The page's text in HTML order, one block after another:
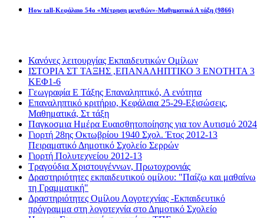
How tall-Κεφάλαιο 54ο «Μέτρηση μεγεθών»-Μαθηματικά Α τάξη (9866)
Κανόνες λειτουργίας Εκπαιδευτικών Ομίλων
ΙΣΤΟΡΙΑ ΣΤ ΤΑΞΗΣ ,ΕΠΑΝΑΛΗΠΤΙΚΟ 3 ΕΝΟΤΗΤΑ 3
ΚΕΦ1-6
Γεωγραφία Ε Τάξης Επαναληπτικό, Α ενότητα
Επαναληπτικό κριτήριο, Κεφάλαια 25-29-Εξισώσεις,
Μαθηματικά, Στ τάξη
Παγκοσμια Ημέρα Ευαισθητοποίησης για τον Αυτισμό 2024
Γιορτή 28ης Οκτωβρίου 1940 Σχολ. Έτος 2012-13
Πειραματικό Δημοτικό Σχολείο Σερρών
Γιορτή Πολυτεχνείου 2012-13
Τραγούδια Χριστουγέννων, Πρωτοχρονιάς
Δραστηριότητες εκπαιδευτικού ομίλου: "Παίζω και μαθαίνω
τη Γραμματική"
Δραστηριότητες Ομίλου Λογοτεχνίας -Εκπαιδευτικό
πρόγραμμα στη λογοτεχνία στο Δημοτικό Σχολείο